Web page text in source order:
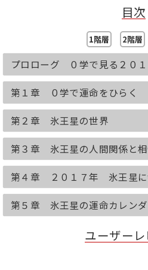
さまざ
をもと
生み出
嫡男で
よって、
分析学の
いまでは
っていま
方式や早
占い界で
2016年後
★全体運
運、家庭
★運命カ
年12月の
★2017年
動物、植
引っ越し
★各星と
目次
1階層 2階層
プロローグ ０学で見る２０
第１章 ０学で運命をひらく
第２章 氷王星の世界
第３章 氷王星の人間関係と
第４章 ２０１７年 氷王星に
第５章 氷王星の運命カレンダ
ユーザー